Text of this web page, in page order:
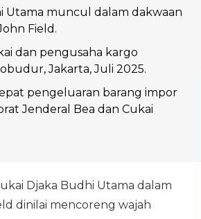
Utama muncul dalam dakwaan
Field.
dan pengusaha kargo
Jakarta, Juli 2025.
pengeluaran barang impor
Jenderal Bea dan Cukai
Djaka Budhi Utama dalam
dinilai mencoreng wajah